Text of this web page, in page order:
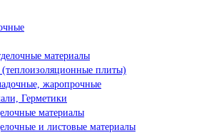
материалы
плиты)
жаропрочные
Герметики
материалы
и листовые материалы